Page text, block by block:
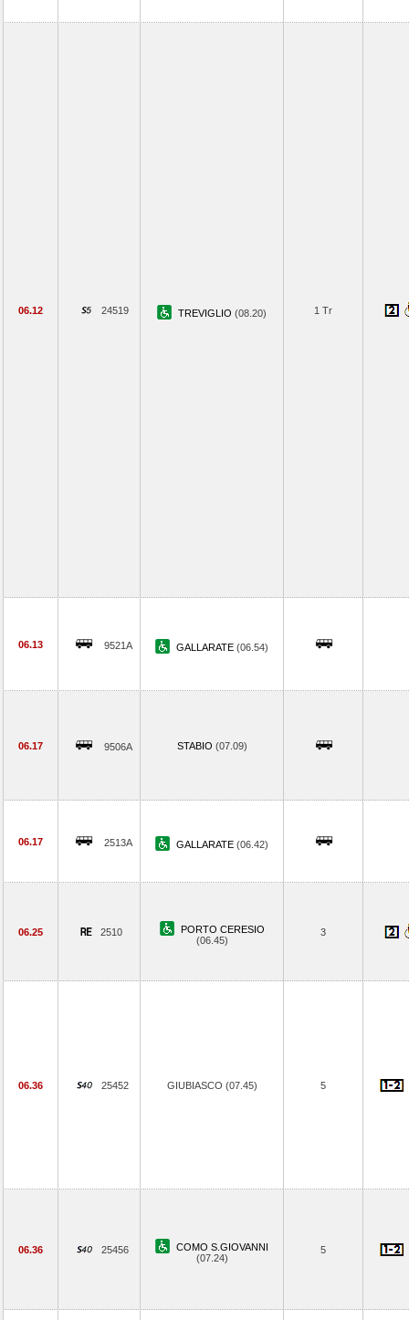
06.12 24519 TREVIGLIO (08.20) 1 Tr
06.13 9521A GALLARATE (06.54)
06.17 9506A STABIO (07.09)
06.17 2513A GALLARATE (06.42)
06.25 2510
PORTO CERESIO
(06.45)
3
06.36 25452 GIUBIASCO (07.45) 5
06.36 25456
COMO S.GIOVANNI
(07.24)
5